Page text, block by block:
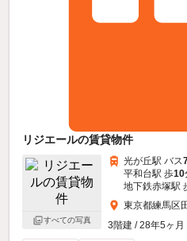
リジエールの賃貸物件
すべての写真
光が丘駅 バス
平和台駅 歩10
地下鉄赤塚駅
東京都練馬区
3階建 / 28年5ヶ月